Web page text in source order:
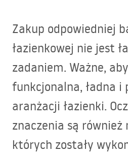
Zakup odpowiedniej
łazienkowej nie jest
zadaniem. Ważne,
funkcjonalna, ładna i
aranżacji łazienki.
znaczenia są również
których zostały